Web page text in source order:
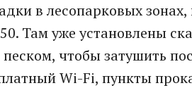
в лесопарковых
Там уже установлены
чтобы затушить
Wi-Fi, пункты